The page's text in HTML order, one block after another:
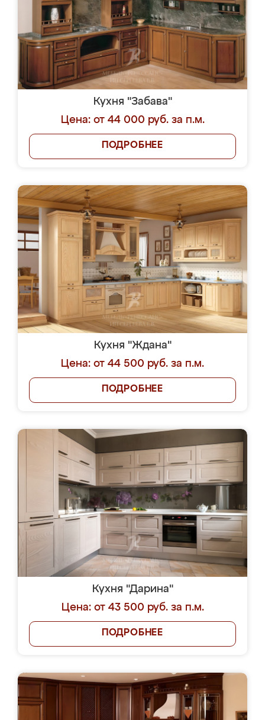
Кухня "Забава"
Цена: от 44 000 руб. за п.м.
ПОДРОБНЕЕ
Кухня "Ждана"
Цена: от 44 500 руб. за п.м.
ПОДРОБНЕЕ
Кухня "Дарина"
Цена: от 43 500 руб. за п.м.
ПОДРОБНЕЕ